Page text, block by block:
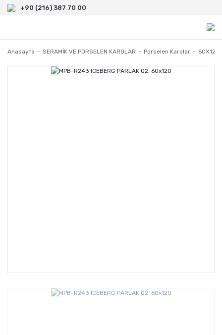
+90 (216) 387 70 00
Anasayfa SERAMİK VE PORSELEN KAROLAR Porselen Karolar 60X120